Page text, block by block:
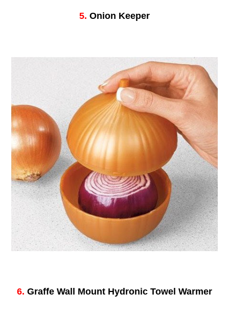
5. Onion Keeper
6. Graffe Wall Mount Hydronic Towel Warmer